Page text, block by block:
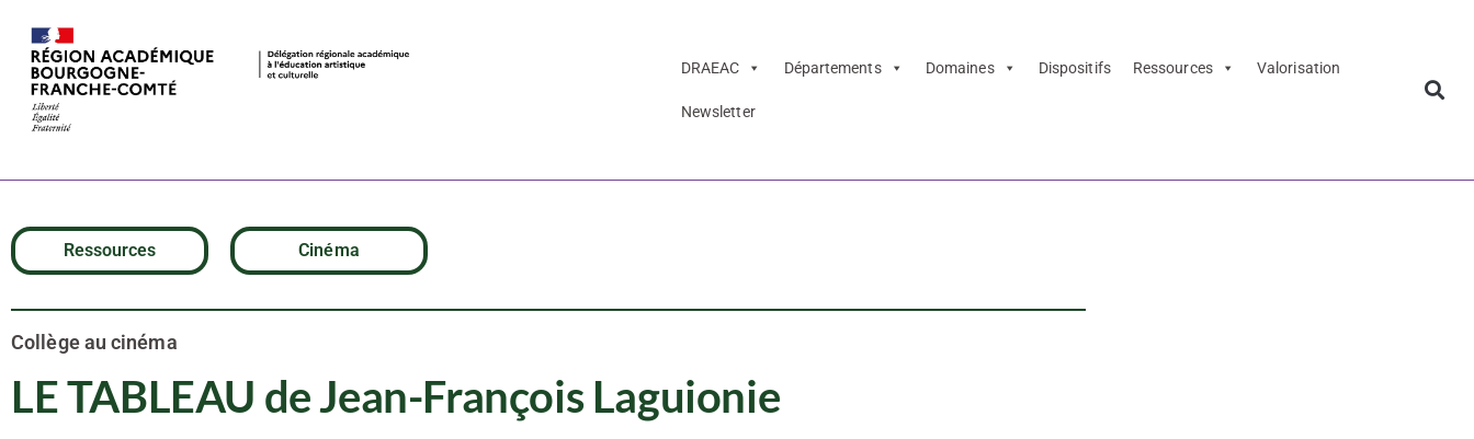
DRAEAC Départements Domaines Dispositifs Ressources Valorisation
Newsletter
LE TABLEAU de Jean-François Laguionie
Ressources Cinéma
Collège au cinéma
LE TABLEAU de Jean-François Laguionie